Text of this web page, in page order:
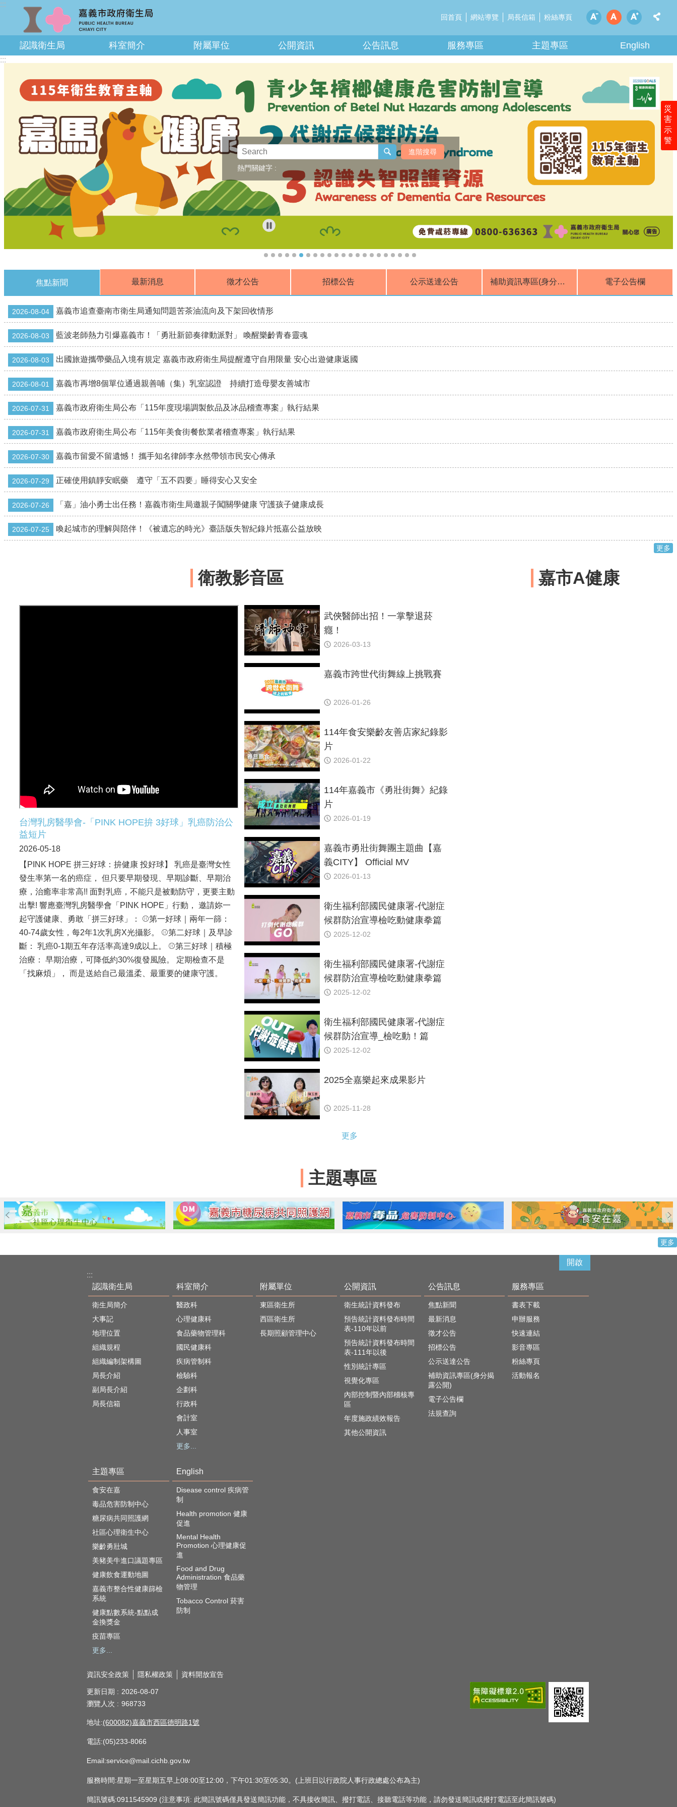
跳到主要內容區塊
:::
回首頁 網站導覽 局長信箱 粉絲專頁
災
害
示
警
認識衛生局 科室簡介 附屬單位 公開資訊 公告訊息 服務專區 主題專區 English
:::
進階搜尋
熱門關鍵字
焦點新聞 最新消息 徵才公告 招標公告 公示送達公告 補助資訊專區(身分揭露公開) 電子公告欄
2026-08-04 嘉義市追查臺南市衛生局通知問題苦茶油流向及下架回收情形
2026-08-03 藍波老師熱力引爆嘉義市！「勇壯新節奏律動派對」 喚醒樂齡青春靈魂
2026-08-03 出國旅遊攜帶藥品入境有規定 嘉義市政府衛生局提醒遵守自用限量 安心出遊健康返國
2026-08-01 嘉義市再增8個單位通過親善哺（集）乳室認證 持續打造母嬰友善城市
2026-07-31 嘉義市政府衛生局公布「115年度現場調製飲品及冰品稽查專案」執行結果
2026-07-31 嘉義市政府衛生局公布「115年美食街餐飲業者稽查專案」執行結果
2026-07-30 嘉義市留愛不留遺憾！ 攜手知名律師李永然帶領市民安心傳承
2026-07-29 正確使用鎮靜安眠藥 遵守「五不四要」睡得安心又安全
2026-07-26 「嘉」油小勇士出任務！嘉義市衛生局邀親子闖關學健康 守護孩子健康成長
2026-07-25 喚起城市的理解與陪伴！《被遺忘的時光》臺語版失智紀錄片抵嘉公益放映
更多
衛教影音區
台灣乳房醫學會-「PINK HOPE拚 3好球」乳癌防治公
益短片
2026-05-18
【PINK HOPE 拼三好球：拚健康 投好球】 乳癌是臺灣女性
發生率第一名的癌症， 但只要早期發現、早期診斷、早期治
療，治癒率非常高!! 面對乳癌，不能只是被動防守，更要主動
出擊! 響應臺灣乳房醫學會「PINK HOPE」行動， 邀請妳一
起守護健康、勇敢「拼三好球」： ⚾第一好球｜兩年一篩：
40-74歲女性，每2年1次乳房X光攝影。 ⚾第二好球｜及早診
斷： 乳癌0-1期五年存活率高達9成以上。 ⚾第三好球｜積極
治療： 早期治療，可降低約30%復發風險。 定期檢查不是
「找麻煩」， 而是送給自己最溫柔、最重要的健康守護。
武俠醫師出招！一掌擊退菸
癮！
2026-03-13
嘉義市跨世代街舞線上挑戰賽
2026-01-26
114年食安樂齡友善店家紀錄影
片
2026-01-22
114年嘉義市《勇壯街舞》紀錄
片
2026-01-19
嘉義市勇壯街舞團主題曲【嘉
義CITY】 Official MV
2026-01-13
衛生福利部國民健康署-代謝症
候群防治宣導檢吃動健康拳篇
(六分鐘跟練版)
2025-12-02
衛生福利部國民健康署-代謝症
候群防治宣導檢吃動健康拳篇
(一分鐘標準版)
2025-12-02
衛生福利部國民健康署-代謝症
候群防治宣導_檢吃動！篇
2025-12-02
2025全嘉樂起來成果影片
2025-11-28
更多
嘉市A健康
主題專區
更多
開啟
:::
認識衛生局
衛生局簡介
大事記
地理位置
組織規程
組織編制架構圖
局長介紹
副局長介紹
局長信箱
科室簡介
醫政科
心理健康科
食品藥物管理科
國民健康科
疾病管制科
檢驗科
企劃科
行政科
會計室
人事室
更多...
附屬單位
東區衛生所
西區衛生所
長期照顧管理中心
公開資訊
衛生統計資料發布
預告統計資料發布時間
表-110年以前
預告統計資料發布時間
表-111年以後
性別統計專區
視覺化專區
內部控制暨內部稽核專
區
年度施政績效報告
其他公開資訊
公告訊息
焦點新聞
最新消息
徵才公告
招標公告
公示送達公告
補助資訊專區(身分揭
露公開)
電子公告欄
法規查詢
服務專區
書表下載
申辦服務
快速連結
影音專區
粉絲專頁
活動報名
主題專區
食安在嘉
毒品危害防制中心
糖尿病共同照護網
社區心理衛生中心
樂齡勇壯城
美豬美牛進口議題專區
健康飲食運動地圖
嘉義市整合性健康篩檢
系統
健康點數系統-點點成
金換獎金
疫苗專區
更多...
English
Disease control 疾病管
制
Health promotion 健康
促進
Mental Health
Promotion 心理健康促
進
Food and Drug
Administration 食品藥
物管理
Tobacco Control 菸害
防制
資訊安全政策 隱私權政策 資料開放宣告
更新日期
2026-08-07
瀏覽人次
968733
地址:(600082)嘉義市西區德明路1號
電話:(05)233-8066
Email:service@mail.cichb.gov.tw
服務時間:星期一至星期五早上08:00至12:00，下午01:30至05:30。(上班日以行政院人事行政總處公布為主)
簡訊號碼:0911545909 (注意事項: 此簡訊號碼僅具發送簡訊功能，不具接收簡訊、撥打電話、接聽電話等功能，請勿發送簡訊或撥打電話至此簡訊號碼)